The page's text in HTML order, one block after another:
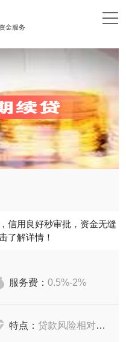
金服务
信用良好秒审批，资金无缝
了解详情！
服务费： 0.5%-2%
特点： 贷款风险相对较小